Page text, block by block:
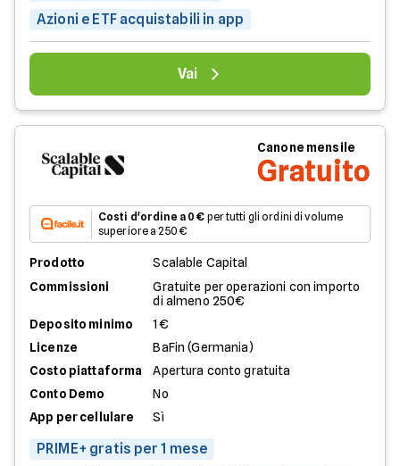
Azioni e ETF acquistabili in app
Vai
Canone mensile
Gratuito
Costi d'ordine a 0 € per tutti gli ordini di volume
superiore a 250 €
Prodotto
Scalable Capital
Commissioni
Gratuite per operazioni con importo
di almeno 250€
Deposito minimo
1€
Licenze
BaFin (Germania)
Costo piattaforma
Apertura conto gratuita
Conto Demo
No
App per cellulare
Sì
PRIME+ gratis per 1 mese